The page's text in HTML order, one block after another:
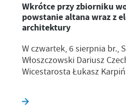
Wkrótce przy zbiorniku
powstanie altana wraz z
architektury
W czwartek, 6 sierpnia br.,
Włoszczowski Dariusz
Wicestarosta Łukasz